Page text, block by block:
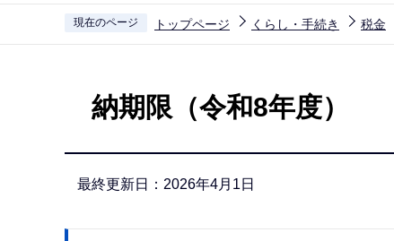
現在のページ トップページ くらし・手続き 税金
納期限（令和8年度）
最終更新日：2026年4月1日